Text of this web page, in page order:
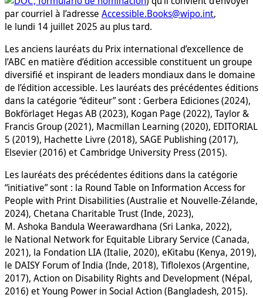
par courriel à l’adresse Accessible.Books@wipo.int,
le lundi 14 juillet 2025 au plus tard.
Les anciens lauréats du Prix international d’excellence de
l’ABC en matière d’édition accessible constituent un groupe
diversifié et inspirant de leaders mondiaux dans le domaine
de l’édition accessible. Les lauréats des précédentes éditions
dans la catégorie “éditeur” sont : Gerbera Ediciones (2024),
Bokförlaget Hegas AB (2023), Kogan Page (2022), Taylor &
Francis Group (2021), Macmillan Learning (2020), EDITORIAL
5 (2019), Hachette Livre (2018), SAGE Publishing (2017),
Elsevier (2016) et Cambridge University Press (2015).
Les lauréats des précédentes éditions dans la catégorie
“initiative” sont : la Round Table on Information Access for
People with Print Disabilities (Australie et Nouvelle-Zélande,
2024), Chetana Charitable Trust (Inde, 2023),
M. Ashoka Bandula Weerawardhana (Sri Lanka, 2022),
le National Network for Equitable Library Service (Canada,
2021), la Fondation LIA (Italie, 2020), eKitabu (Kenya, 2019),
le DAISY Forum of India (Inde, 2018), Tiflolexos (Argentine,
2017), Action on Disability Rights and Development (Népal,
2016) et Young Power in Social Action (Bangladesh, 2015).